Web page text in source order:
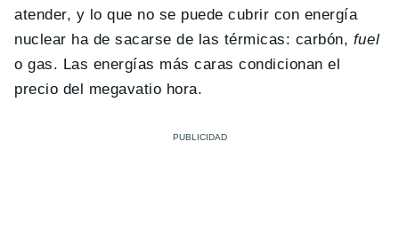
atender, y lo que no se puede cubrir con energía
nuclear ha de sacarse de las térmicas: carbón, fuel
o gas. Las energías más caras condicionan el
precio del megavatio hora.